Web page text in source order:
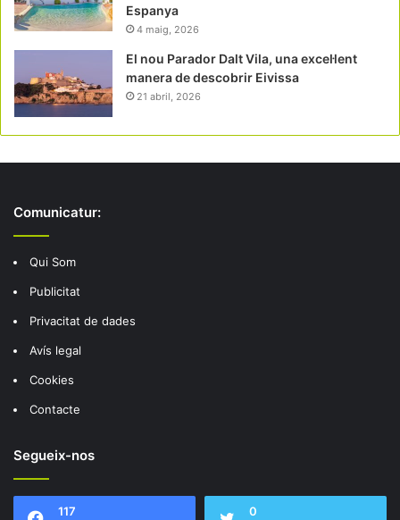
Espanya
4 maig, 2026
El nou Parador Dalt Vila, una excel·lent
manera de descobrir Eivissa
21 abril, 2026
Comunicatur:
Qui Som
Publicitat
Privacitat de dades
Avís legal
Cookies
Contacte
Segueix-nos
117 0